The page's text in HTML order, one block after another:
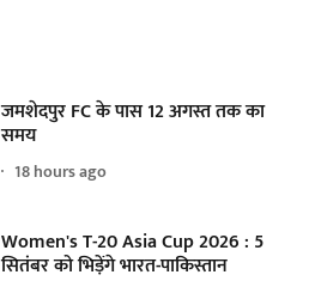
जमशेदपुर FC के पास 12 अगस्त तक का
समय
18 hours ago
Women's T-20 Asia Cup 2026 : 5
सितंबर को भिड़ेंगे भारत-पाकिस्तान